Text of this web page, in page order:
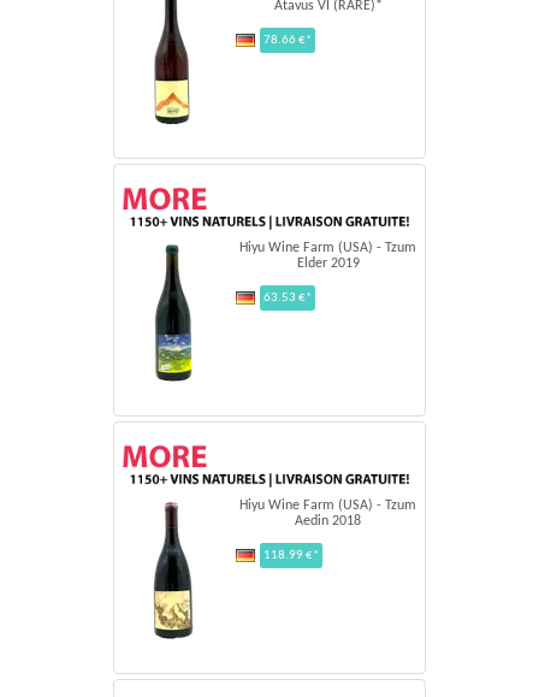
Atavus VI (RARE)*
78.66 €*
Hiyu Wine Farm (USA) - Tzum
Elder 2019
63.53 €*
Hiyu Wine Farm (USA) - Tzum
Aedin 2018
118.99 €*